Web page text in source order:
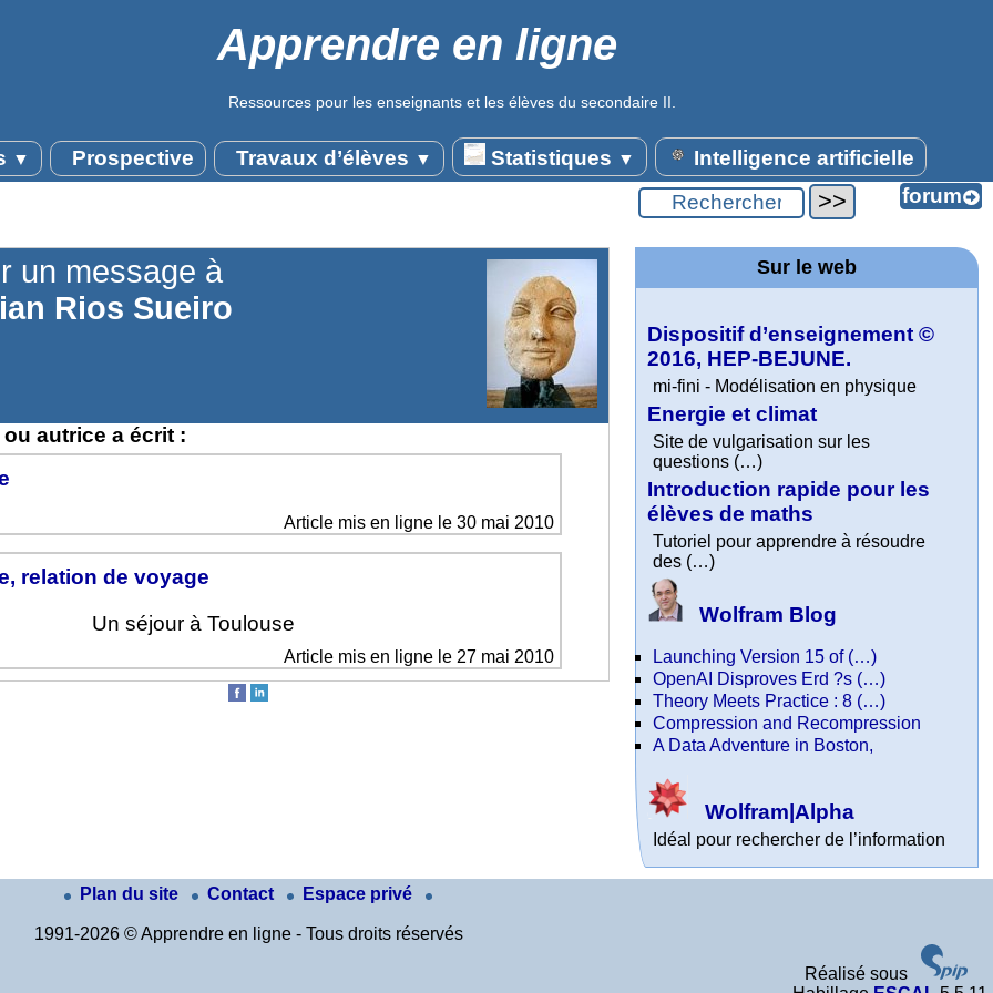
Apprendre en ligne
Ressources pour les enseignants et les élèves du secondaire II.
▼ Prospective Travaux d’élèves ▼ Statistiques ▼ Intelligence artificielle
un message à
Rios Sueiro
autrice a écrit :
Article mis en ligne le 30 mai 2010
relation de voyage
Un séjour à Toulouse
Article mis en ligne le 27 mai 2010
Sur le web
Dispositif d’enseignement ©
2016, HEP-BEJUNE.
mi-fini - Modélisation en physique
Energie et climat
Site de vulgarisation sur les
questions (…)
Introduction rapide pour les
élèves de maths
Tutoriel pour apprendre à résoudre
des (…)
Wolfram Blog
Launching Version 15 of (…)
OpenAI Disproves Erd ?s (…)
Theory Meets Practice : 8 (…)
Compression and Recompression
A Data Adventure in Boston,
Wolfram|Alpha
Idéal pour rechercher de l’information
Plan du site Contact Espace privé
1991-2026 © Apprendre en ligne - Tous droits réservés
Réalisé sous